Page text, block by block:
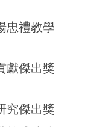
忠禮教學
獻傑出獎
究傑出獎